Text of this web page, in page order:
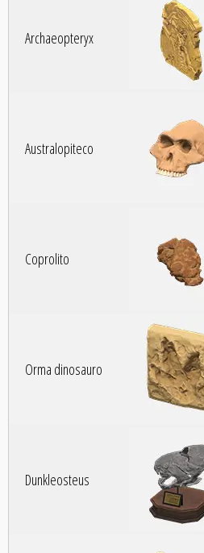
Archaeopteryx
Australopiteco
Coprolito
Orma dinosauro
Dunkleosteus